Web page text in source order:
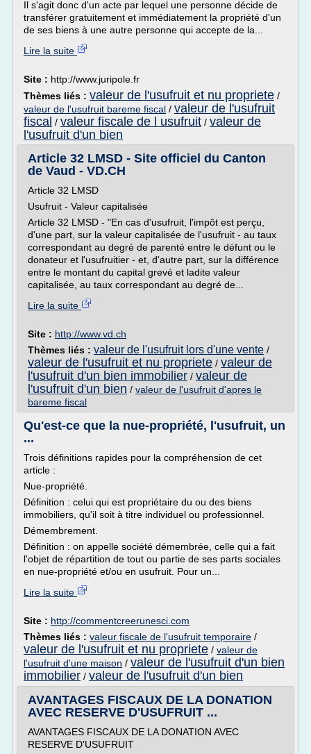
Il s'agit donc d'un acte par lequel une personne décide de
transférer gratuitement et immédiatement la propriété d'un
de ses biens à une autre personne qui accepte de la...
Lire la suite
Site : http://www.juripole.fr
Thèmes liés : valeur de l'usufruit et nu propriete /
valeur de l'usufruit bareme fiscal / valeur de l'usufruit
fiscal / valeur fiscale de l usufruit / valeur de
l'usufruit d'un bien
Article 32 LMSD - Site officiel du Canton
de Vaud - VD.CH
Article 32 LMSD
Usufruit - Valeur capitalisée
Article 32 LMSD - "En cas d'usufruit, l'impôt est perçu,
d'une part, sur la valeur capitalisée de l'usufruit - au taux
correspondant au degré de parenté entre le défunt ou le
donateur et l'usufruitier - et, d'autre part, sur la différence
entre le montant du capital grevé et ladite valeur
capitalisée, au taux correspondant au degré de...
Lire la suite
Site : http://www.vd.ch
Thèmes liés : valeur de l'usufruit lors d'une vente /
valeur de l'usufruit et nu propriete / valeur de
l'usufruit d'un bien immobilier / valeur de
l'usufruit d'un bien / valeur de l'usufruit d'apres le
bareme fiscal
Qu'est-ce que la nue-propriété, l'usufruit, un
...
Trois définitions rapides pour la compréhension de cet
article :
Nue-propriété.
Définition : celui qui est propriétaire du ou des biens
immobiliers, qu'il soit à titre individuel ou professionnel.
Démembrement.
Définition : on appelle société démembrée, celle qui a fait
l'objet de répartition de tout ou partie de ses parts sociales
en nue-propriété et/ou en usufruit. Pour un...
Lire la suite
Site : http://commentcreerunesci.com
Thèmes liés : valeur fiscale de l'usufruit temporaire /
valeur de l'usufruit et nu propriete / valeur de
l'usufruit d'une maison / valeur de l'usufruit d'un bien
immobilier / valeur de l'usufruit d'un bien
AVANTAGES FISCAUX DE LA DONATION
AVEC RESERVE D'USUFRUIT ...
AVANTAGES FISCAUX DE LA DONATION AVEC
RESERVE D'USUFRUIT